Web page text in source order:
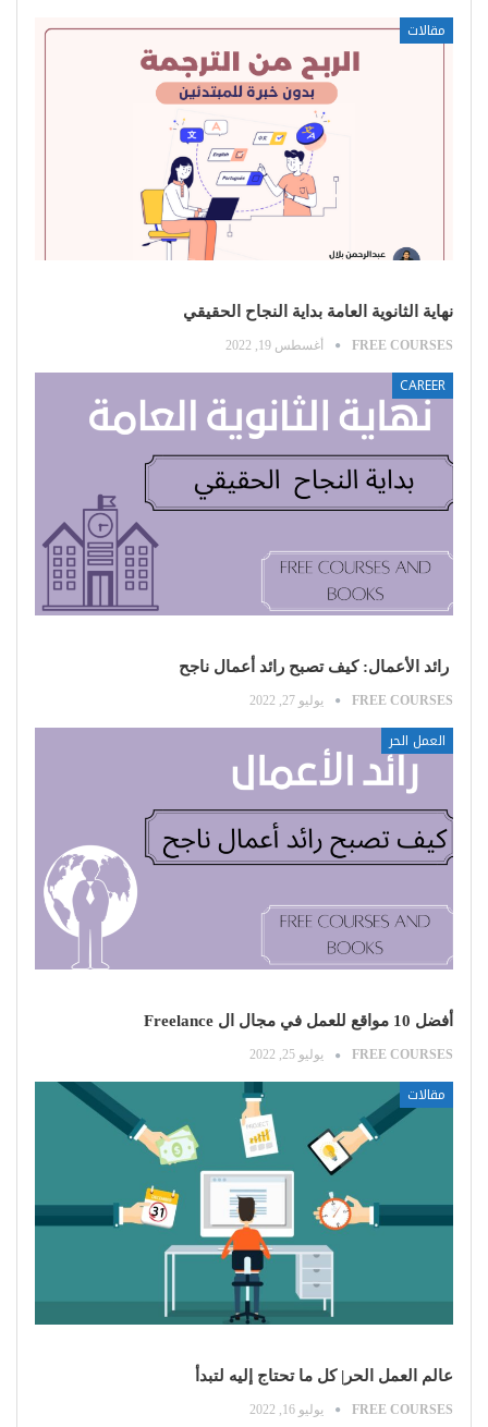
مقالات
نهاية الثانوية العامة بداية النجاح الحقيقي
FREE COURSES أغسطس 19, 2022
CAREER
رائد الأعمال: كيف تصبح رائد أعمال ناجح
FREE COURSES يوليو 27, 2022
العمل الحر
أفضل 10 مواقع للعمل في مجال ال Freelance
FREE COURSES يوليو 25, 2022
مقالات
عالم العمل الحر| كل ما تحتاج إليه لتبدأ
FREE COURSES يوليو 16, 2022